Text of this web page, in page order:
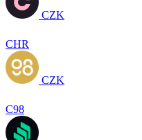
CZK
CHR
CZK
C98